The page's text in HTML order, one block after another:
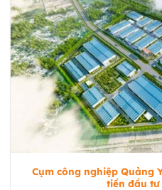
Cụm công nghiệp Quảng
tiền đầu tư